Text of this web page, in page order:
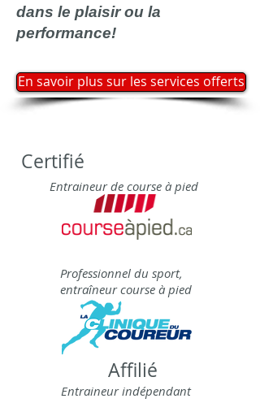
dans le plaisir ou la
performance!
En savoir plus sur les services offerts
Certifié
Entraineur de course à pied
Professionnel du sport,
entraîneur course à pied
Affilié
Entraineurindépendant